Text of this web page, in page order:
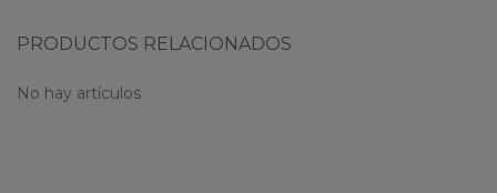
PRODUCTOS RELACIONADOS
No hay artículos